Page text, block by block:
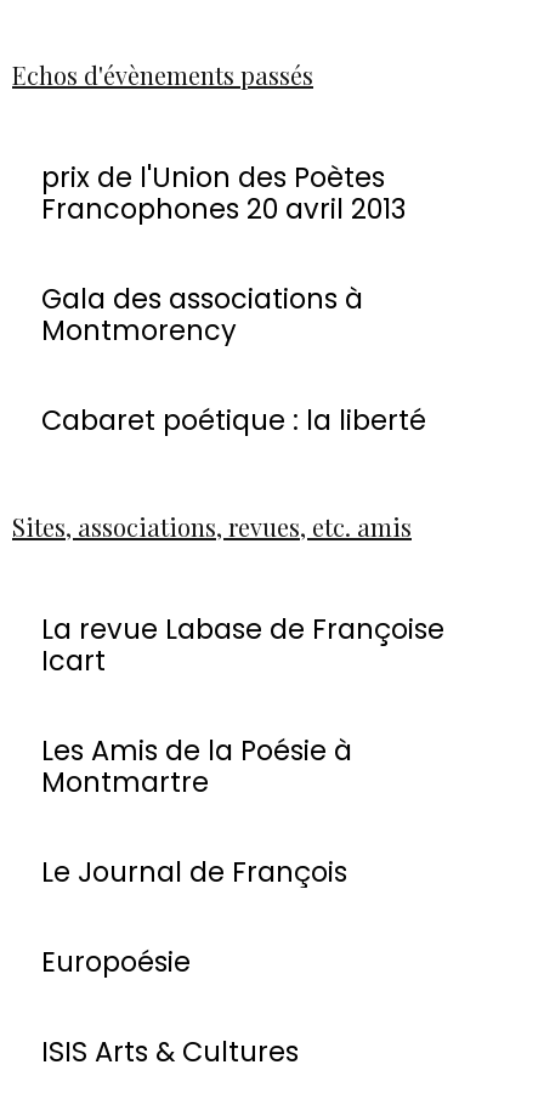
Echos d'évènements passés
prix de l'Union des Poètes
Francophones 20 avril 2013
Gala des associations à
Montmorency
Cabaret poétique : la liberté
Sites, associations, revues, etc. amis
La revue Labase de Françoise
Icart
Les Amis de la Poésie à
Montmartre
Le Journal de François
Europoésie
ISIS Arts & Cultures